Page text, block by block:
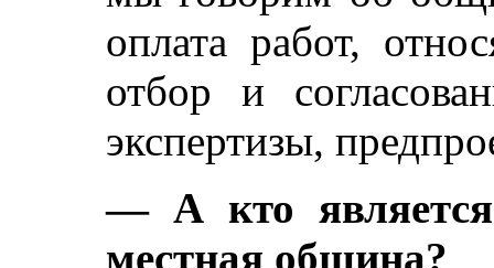
оплата работ,
отбор и
экспертизы,
— А кто
местная община?